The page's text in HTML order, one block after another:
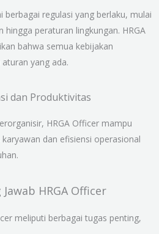
berbagai regulasi yang berlaku, mulai
hingga peraturan lingkungan. HRGA
bahwa semua kebijakan
yang ada.
dan Produktivitas
HRGA Officer mampu
dan efisiensi operasional
HRGA Officer
meliputi berbagai tugas penting,